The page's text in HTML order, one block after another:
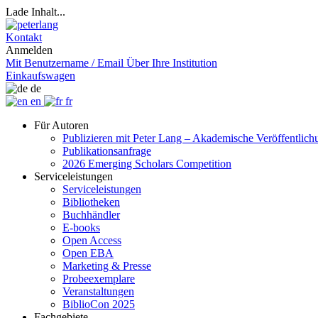
Lade Inhalt...
Kontakt
Anmelden
Mit Benutzername / Email Über Ihre Institution
Einkaufswagen
de
en
fr
Für Autoren
Publizieren mit Peter Lang – Akademische
Publikationsanfrage
2026 Emerging Scholars Competition
Serviceleistungen
Serviceleistungen
Bibliotheken
Buchhändler
E-books
Open Access
Open EBA
Marketing & Presse
Probeexemplare
Veranstaltungen
BiblioCon 2025